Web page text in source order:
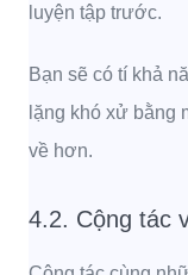
luyện tập trước.
Bạn sẽ có tí khả
lặng khó xử bằng
về hơn.
4.2. Cộng tác